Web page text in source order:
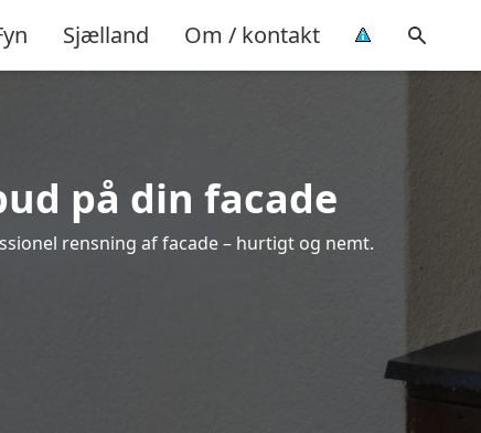
Sjælland Om / kontakt
på din facade
rensning af facade – hurtigt og nemt.